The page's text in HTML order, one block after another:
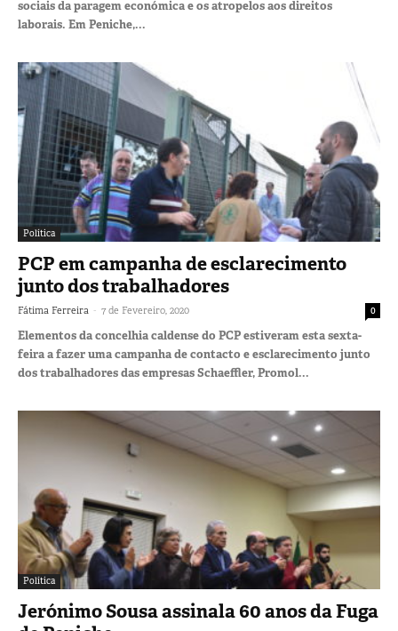
sociais da paragem económica e os atropelos aos direitos
laborais. Em Peniche,...
Política
PCP em campanha de esclarecimento
junto dos trabalhadores
Fátima Ferreira - 7 de Fevereiro, 2020 0
Elementos da concelhia caldense do PCP estiveram esta sexta-
feira a fazer uma campanha de contacto e esclarecimento junto
dos trabalhadores das empresas Schaeffler, Promol...
Política
Jerónimo Sousa assinala 60 anos da Fuga